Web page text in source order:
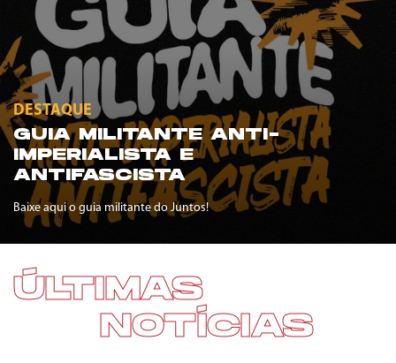
DESTAQUE
GUIA MILITANTE ANTI-
IMPERIALISTA E
ANTIFASCISTA
Baixe aqui o guia militante do Juntos!
ÚLTIMAS
NOTÍCIAS